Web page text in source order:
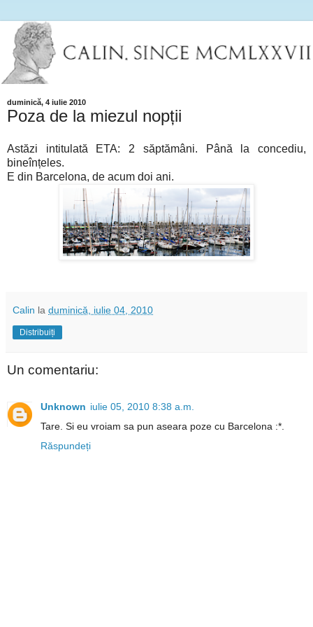
duminică, 4 iulie 2010
Poza de la miezul nopții
Astăzi intitulată ETA: 2 săptămâni. Până la concediu,
bineînțeles.
E din Barcelona, de acum doi ani.
Calin la duminică, iulie 04, 2010
Distribuiți
Un comentariu:
Unknown iulie 05, 2010 8:38 a.m.
Tare. Si eu vroiam sa pun aseara poze cu Barcelona :*.
Răspundeți